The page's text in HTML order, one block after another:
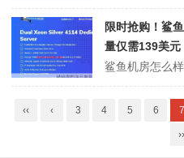
限时抢购！鲨
量仅需139美元
‹‹ ‹ 3 4 5 6 7
››